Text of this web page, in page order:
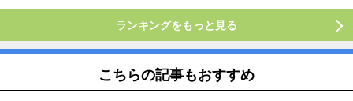
ランキングをもっと見る
こちらの記事もおすすめ